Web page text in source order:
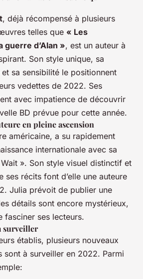
, déjà récompensé à plusieurs
telles que « Les
guerre d’Alan », est un auteur à
Son style unique, sa
sa sensibilité le positionnent
vedettes de 2022. Ses
avec impatience de découvrir
BD prévue pour cette année.
en pleine ascension
américaine, a su rapidement
internationale avec sa
». Son style visuel distinctif et
ses récits font d’elle une auteure
Julia prévoit de publier une
détails sont encore mystérieux,
fasciner ses lecteurs.
surveiller
établis, plusieurs nouveaux
sont à surveiller en 2022. Parmi